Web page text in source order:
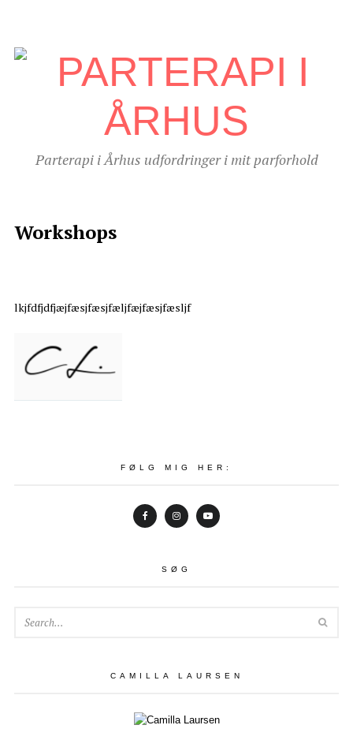
Parterapi i Århus udfordringer i mit parforhold
Workshops
lkjfdfjdfjæjfæsjfæsjfæljfæjfæsjfæsljf
FØLG MIG HER:
SØG
CAMILLA LAURSEN